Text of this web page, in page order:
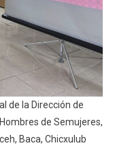
de la Dirección de
de Semujeres,
Baca, Chicxulub